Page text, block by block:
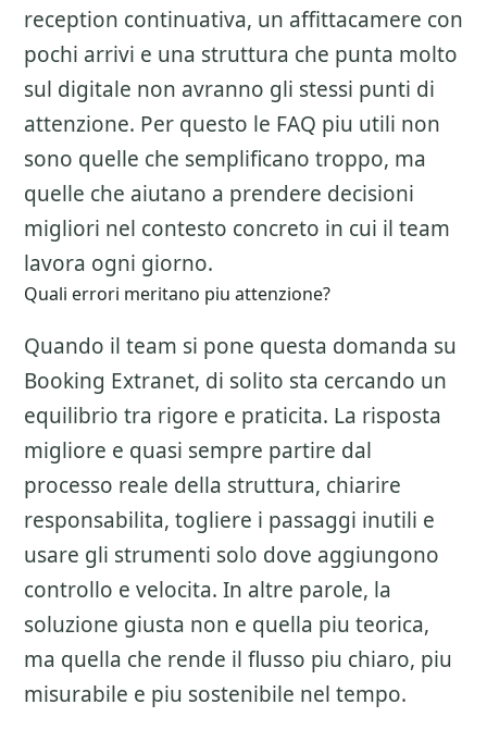
reception continuativa, un affittacamere con
pochi arrivi e una struttura che punta molto
sul digitale non avranno gli stessi punti di
attenzione. Per questo le FAQ piu utili non
sono quelle che semplificano troppo, ma
quelle che aiutano a prendere decisioni
migliori nel contesto concreto in cui il team
lavora ogni giorno.
Quali errori meritano piu attenzione?
Quando il team si pone questa domanda su
Booking Extranet, di solito sta cercando un
equilibrio tra rigore e praticita. La risposta
migliore e quasi sempre partire dal
processo reale della struttura, chiarire
responsabilita, togliere i passaggi inutili e
usare gli strumenti solo dove aggiungono
controllo e velocita. In altre parole, la
soluzione giusta non e quella piu teorica,
ma quella che rende il flusso piu chiaro, piu
misurabile e piu sostenibile nel tempo.